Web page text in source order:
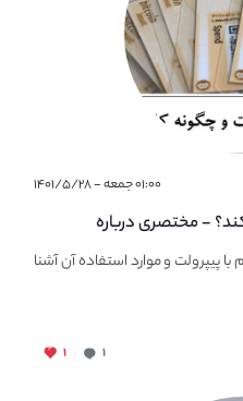
۰۱:۰۰ جمعه - ۱۴۰۱/۵/۲۸
- مختصری درباره
پیپر‌ولت و موارد استفاده آن آشنا
۱ ۱